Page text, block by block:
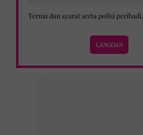
Terma dan syarat serta polisi peribadi.